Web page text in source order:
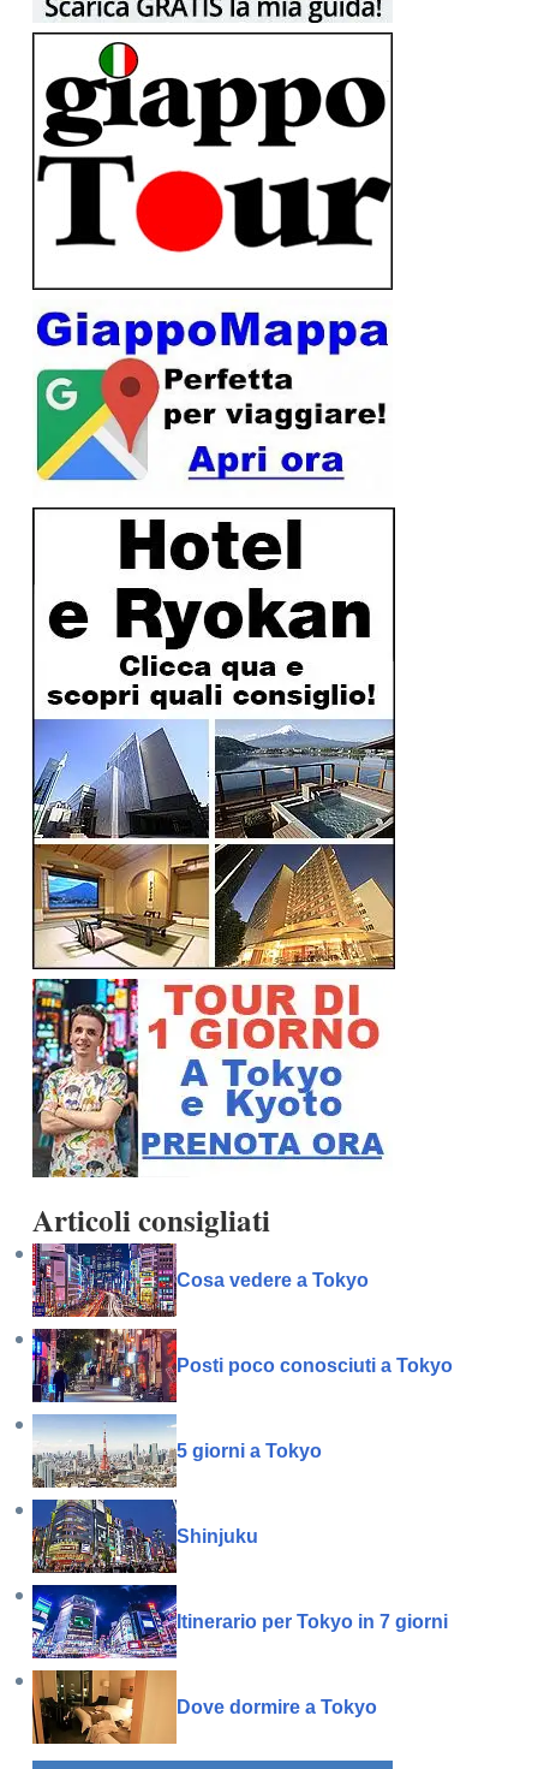
Articoli consigliati
Cosa vedere a Tokyo
Posti poco conosciuti a Tokyo
5 giorni a Tokyo
Shinjuku
Itinerario per Tokyo in 7 giorni
Dove dormire a Tokyo